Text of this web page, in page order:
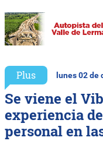
Plus lunes 02 de
Se viene el
experiencia
personal en